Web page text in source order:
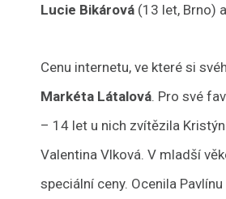
Lucie Bikárová (13 let, Brno)
Cenu internetu, ve které si
Markéta Látalová. Pro své
– 14 let u nich zvítězila
Valentina Vlková. V mladší
speciální ceny. Ocenila